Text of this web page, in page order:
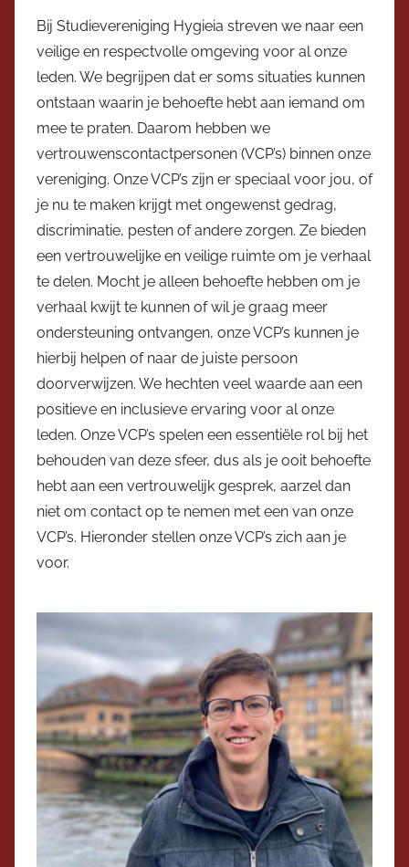
Bij Studievereniging Hygieia streven we naar een
veilige en respectvolle omgeving voor al onze
leden. We begrijpen dat er soms situaties kunnen
ontstaan waarin je behoefte hebt aan iemand om
mee te praten. Daarom hebben we
vertrouwenscontactpersonen (VCP’s) binnen onze
vereniging. Onze VCP’s zijn er speciaal voor jou, of
je nu te maken krijgt met ongewenst gedrag,
discriminatie, pesten of andere zorgen. Ze bieden
een vertrouwelijke en veilige ruimte om je verhaal
te delen. Mocht je alleen behoefte hebben om je
verhaal kwijt te kunnen of wil je graag meer
ondersteuning ontvangen, onze VCP’s kunnen je
hierbij helpen of naar de juiste persoon
doorverwijzen. We hechten veel waarde aan een
positieve en inclusieve ervaring voor al onze
leden. Onze VCP’s spelen een essentiële rol bij het
behouden van deze sfeer, dus als je ooit behoefte
hebt aan een vertrouwelijk gesprek, aarzel dan
niet om contact op te nemen met een van onze
VCP’s. Hieronder stellen onze VCP’s zich aan je
voor.